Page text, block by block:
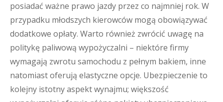
posiadać ważne prawo jazdy przez co najmniej rok. W
przypadku młodszych kierowców mogą obowiązywać
dodatkowe opłaty. Warto również zwrócić uwagę na
politykę paliwową wypożyczalni – niektóre firmy
wymagają zwrotu samochodu z pełnym bakiem, inne
natomiast oferują elastyczne opcje. Ubezpieczenie to
kolejny istotny aspekt wynajmu; większość